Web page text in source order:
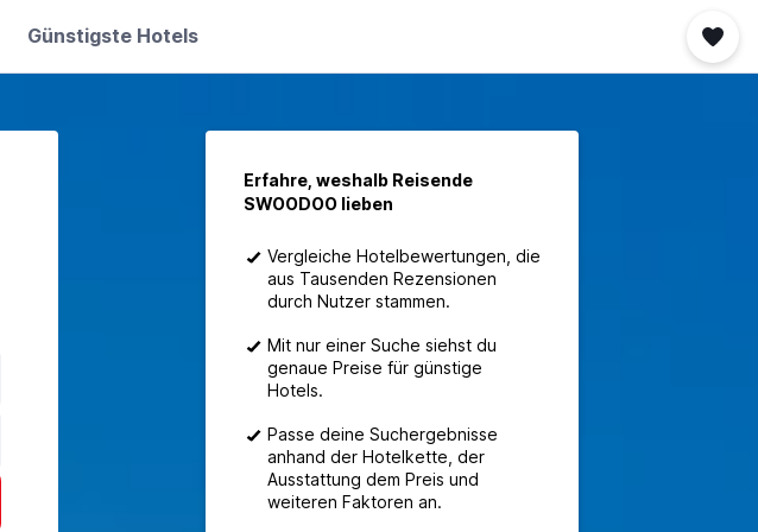
Günstigste Hotels
Erfahre, weshalb Reisende
SWOODOO lieben
Vergleiche Hotelbewertungen, die
aus Tausenden Rezensionen
durch Nutzer stammen.
Mit nur einer Suche siehst du
genaue Preise für günstige
Hotels.
Passe deine Suchergebnisse
anhand der Hotelkette, der
Ausstattung dem Preis und
weiteren Faktoren an.